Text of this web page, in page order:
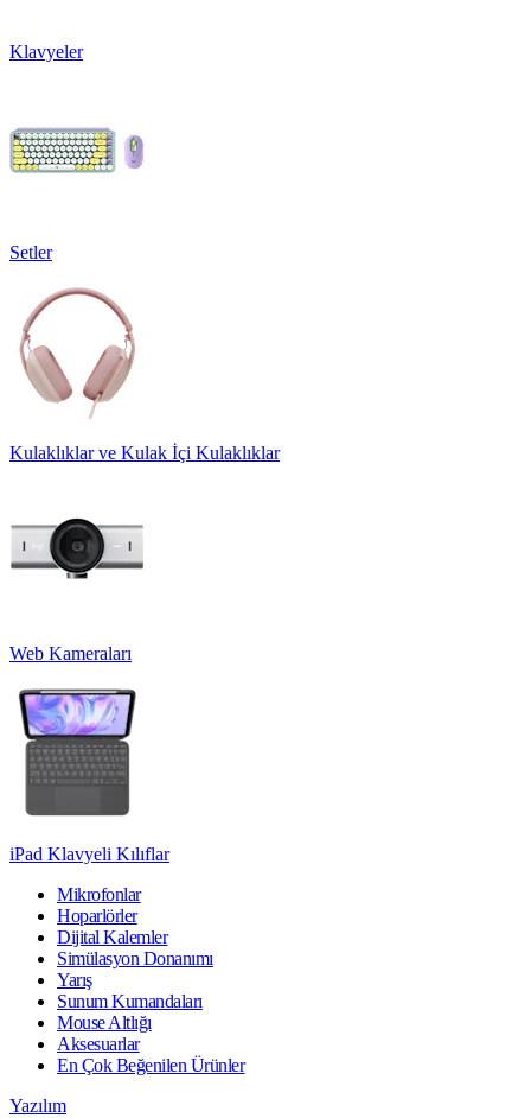
Klavyeler
Setler
Kulaklıklar ve Kulak İçi Kulaklıklar
Web Kameraları
iPad Klavyeli Kılıflar
Mikrofonlar
Hoparlörler
Dijital Kalemler
Simülasyon Donanımı
Yarış
Sunum Kumandaları
Mouse Altlığı
Aksesuarlar
En Çok Beğenilen Ürünler
Yazılım